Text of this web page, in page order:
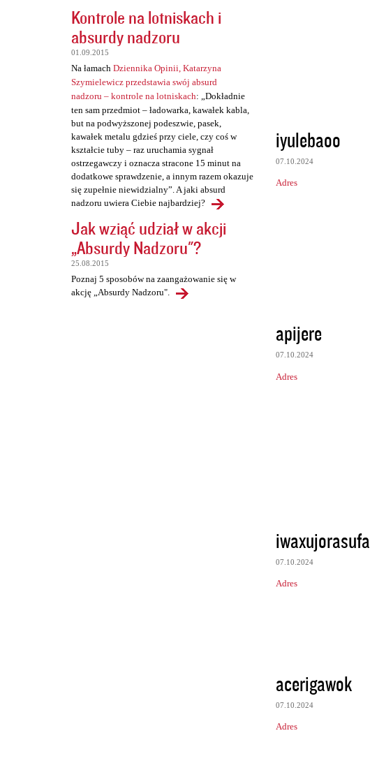
Kontrole na lotniskach i
absurdy nadzoru
01.09.2015
Na łamach Dziennika Opinii, Katarzyna
Szymielewicz przedstawia swój absurd
nadzoru – kontrole na lotniskach: „Dokładnie
ten sam przedmiot – ładowarka, kawałek kabla,
but na podwyższonej podeszwie, pasek,
kawałek metalu gdzieś przy ciele, czy coś w
kształcie tuby – raz uruchamia sygnał
ostrzegawczy i oznacza stracone 15 minut na
dodatkowe sprawdzenie, a innym razem okazuje
się zupełnie niewidzialny”. A jaki absurd
nadzoru uwiera Ciebie najbardziej?
Jak wziąć udział w akcji
„Absurdy Nadzoru"?
25.08.2015
Poznaj 5 sposobów na zaangażowanie się w
akcję „Absurdy Nadzoru".
iyulebaoo
07.10.2024
Adres
apijere
07.10.2024
Adres
iwaxujorasufa
07.10.2024
Adres
acerigawok
07.10.2024
Adres